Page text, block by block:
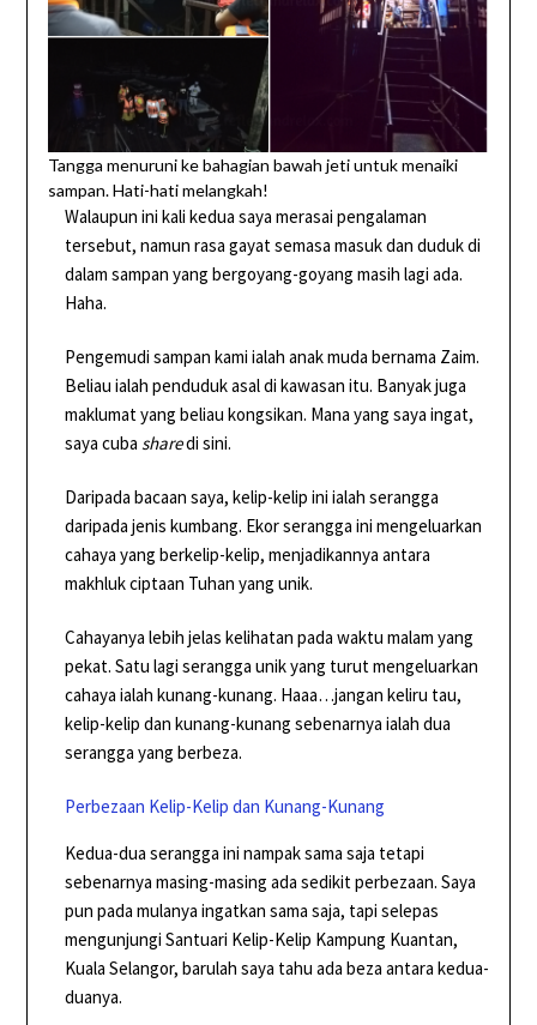
Tangga menuruni ke bahagian bawah jeti untuk menaiki
sampan. Hati-hati melangkah!
Walaupun ini kali kedua saya merasai pengalaman
tersebut, namun rasa gayat semasa masuk dan duduk di
dalam sampan yang bergoyang-goyang masih lagi ada.
Haha.
Pengemudi sampan kami ialah anak muda bernama Zaim.
Beliau ialah penduduk asal di kawasan itu. Banyak juga
maklumat yang beliau kongsikan. Mana yang saya ingat,
saya cuba sharedi sini.
Daripada bacaan saya, kelip-kelip ini ialah serangga
daripada jenis kumbang. Ekor serangga ini mengeluarkan
cahaya yang berkelip-kelip, menjadikannya antara
makhluk ciptaan Tuhan yang unik.
Cahayanya lebih jelas kelihatan pada waktu malam yang
pekat. Satu lagi serangga unik yang turut mengeluarkan
cahaya ialah kunang-kunang. Haaa…jangan keliru tau,
kelip-kelip dan kunang-kunang sebenarnya ialah dua
serangga yang berbeza.
Perbezaan Kelip-Kelip dan Kunang-Kunang
Kedua-dua serangga ini nampak sama saja tetapi
sebenarnya masing-masing ada sedikit perbezaan. Saya
pun pada mulanya ingatkan sama saja, tapi selepas
mengunjungi Santuari Kelip-Kelip Kampung Kuantan,
Kuala Selangor, barulah saya tahu ada beza antara kedua-
duanya.